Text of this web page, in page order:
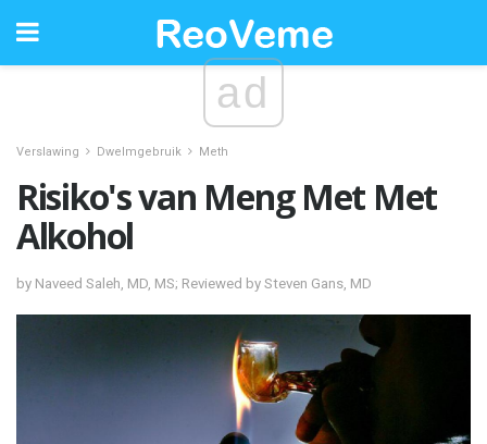
ad
Verslawing Dwelmgebruik Meth
Risiko's van Meng Met Met
Alkohol
by Naveed Saleh, MD, MS; Reviewed by Steven Gans, MD